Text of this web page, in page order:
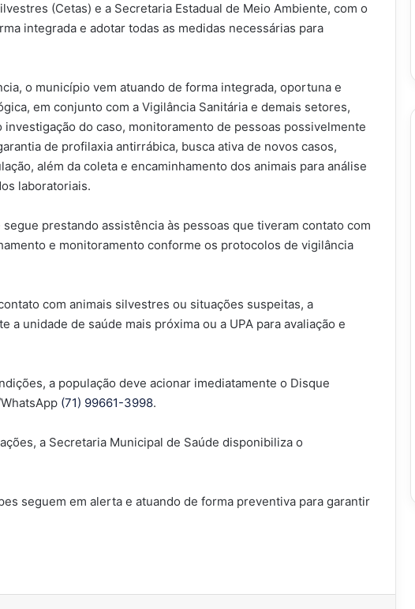
(Cetas) e a Secretaria Estadual de Meio Ambiente, com o
integrada e adotar todas as medidas necessárias para
o município vem atuando de forma integrada, oportuna e
em conjunto com a Vigilância Sanitária e demais setores,
do caso, monitoramento de pessoas possivelmente
de profilaxia antirrábica, busca ativa de novos casos,
além da coleta e encaminhamento dos animais para análise
laboratoriais.
prestando assistência às pessoas que tiveram contato com
e monitoramento conforme os protocolos de vigilância
com animais silvestres ou situações suspeitas, a
a unidade de saúde mais próxima ou a UPA para avaliação e
a população deve acionar imediatamente o Disque
(71) 99661-3998.
a Secretaria Municipal de Saúde disponibiliza o
seguem em alerta e atuando de forma preventiva para garantir